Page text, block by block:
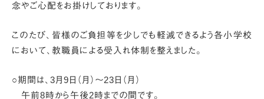
念やご心配をお掛けしております。
このたび、皆様のご負担等を少しでも軽減できるよう各小学校
において、教職員による受入れ体制を整えました。
○期間は、3月9日（月）〜23日（月）
午前8時から午後2時までの間です。